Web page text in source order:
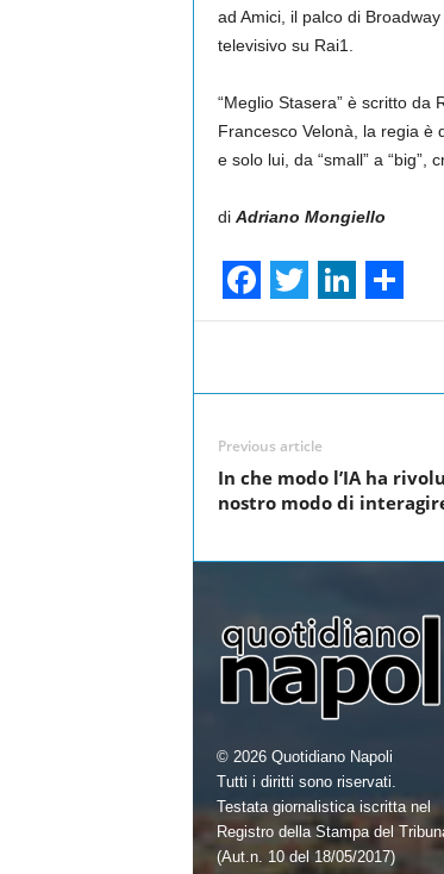
ad Amici, il palco di
televisivo su Rai1.
“Meglio Stasera” è scritto da
Francesco Velonà, la regia è
e solo lui, da “small” a “big”,
di Adriano Mongiello
F
c
e
b
o
T
i
t
t
e
L
n
k
e
d
S
a
e
Previous article
In che modo l’IA ha
nostro modo di
© 2026 Quotidiano Napoli
Tutti i diritti sono riservati.
Testata giornalistica iscritta nel
Registro della Stampa del
(Aut.n. 10 del 18/05/2017)